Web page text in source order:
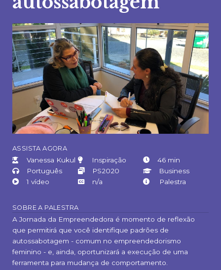
ASSISTA AGORA
Vanessa Kukul Inspiração
46 min
Português
PS2020
Business
1 vídeo
n/a Palestra
SOBRE A PALESTRA
A Jornada da Empreendedora é momento de reflexão
que permitirá que você identifique padrões de
autossabotagem - comum no empreendedorismo
feminino - e, ainda, oportunizará a execução de uma
ferramenta para mudança de comportamento.